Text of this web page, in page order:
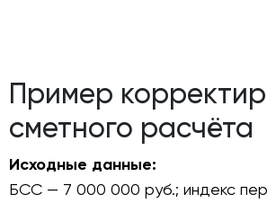
Пример
сметного расчёта
Исходные данные:
БСС — 7 000 000 руб.; индекс